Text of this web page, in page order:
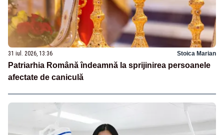
31 iul. 2026, 13:36 Stoica Marian
Patriarhia Română îndeamnă la sprijinirea persoanele
afectate de caniculă